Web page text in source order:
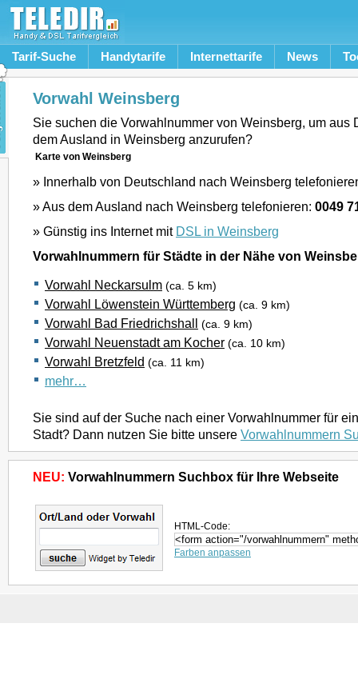
Tarif-Suche Handytarife Internettarife News
Vorwahl Weinsberg
Sie suchen die Vorwahlnummer von Weinsberg, um aus
dem Ausland in Weinsberg anzurufen?
Karte von Weinsberg
» Innerhalb von Deutschland nach Weinsberg
» Aus dem Ausland nach Weinsberg telefonieren: 0049
» Günstig ins Internet mit DSL in Weinsberg
Vorwahlnummern für Städte in der Nähe von
Vorwahl Neckarsulm (ca. 5 km)
Vorwahl Löwenstein Württemberg (ca. 9 km)
Vorwahl Bad Friedrichshall (ca. 9 km)
Vorwahl Neuenstadt am Kocher (ca. 10 km)
Vorwahl Bretzfeld (ca. 11 km)
mehr…
Sie sind auf der Suche nach einer Vorwahlnummer für
Stadt? Dann nutzen Sie bitte unsere Vorwahlnummern
NEU: Vorwahlnummern Suchbox für Ihre Webseite
HTML-Code:
Farben anpassen